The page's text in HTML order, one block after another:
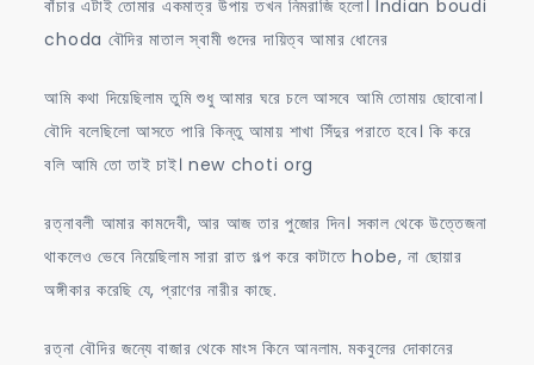
বাঁচার এটাই তোমার একমাত্র উপায় তখন নিমরাজি হলো। Indian boudi
choda বৌদির মাতাল স্বামী গুদের দায়িত্ব আমার ধোনের
আমি কথা দিয়েছিলাম তুমি শুধু আমার ঘরে চলে আসবে আমি তোমায় ছোবোনা।
বৌদি বলেছিলো আসতে পারি কিন্তু আমায় শাখা সিঁদুর পরাতে হবে। কি করে
বলি আমি তো তাই চাই। new choti org
রত্নাবলী আমার কামদেবী, আর আজ তার পুজোর দিন। সকাল থেকে উত্তেজনা
থাকলেও ভেবে নিয়েছিলাম সারা রাত গল্প করে কাটাতে hobe, না ছোয়ার
অঙ্গীকার করেছি যে, প্রাণের নারীর কাছে.
রত্না বৌদির জন্যে বাজার থেকে মাংস কিনে আনলাম. মকবুলের দোকানের